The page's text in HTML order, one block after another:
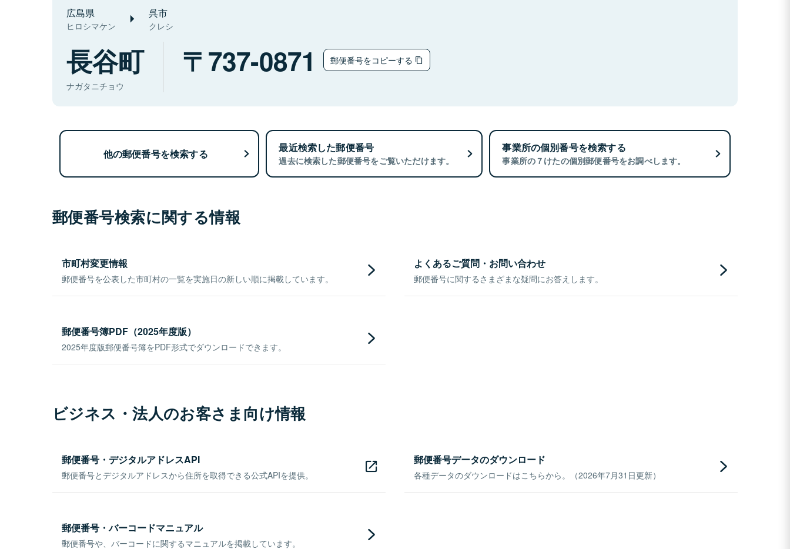
広島県
ヒロシマケン
呉市
クレシ
長谷町
ナガタニチョウ
737-0871 郵便番号をコピーする
他の郵便番号を検索する 最近検索した郵便番号
過去に検索した郵便番号をご覧いただけます。
事業所の個別番号を検索する
事業所の７けたの個別郵便番号をお調べします。
郵便番号検索に関する情報
市町村変更情報
郵便番号を公表した市町村の一覧を実施日の新しい順に掲載しています。
よくあるご質問・お問い合わせ
郵便番号に関するさまざまな疑問にお答えします。
郵便番号簿PDF（2025年度版）
2025年度版郵便番号簿をPDF形式でダウンロードできます。
ビジネス・法人のお客さま向け情報
郵便番号・デジタルアドレスAPI
郵便番号とデジタルアドレスから住所を取得できる公式APIを提供。
郵便番号データのダウンロード
各種データのダウンロードはこちらから。（2026年7月31日更新）
郵便番号・バーコードマニュアル
郵便番号や、バーコードに関するマニュアルを掲載しています。